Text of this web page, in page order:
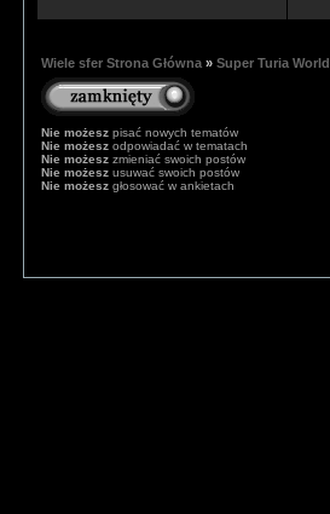
Wiele sfer Strona Główna » Super Turia World
Nie możesz pisać nowych tematów
Nie możesz odpowiadać w tematach
Nie możesz zmieniać swoich postów
Nie możesz usuwać swoich postów
Nie możesz głosować w ankietach